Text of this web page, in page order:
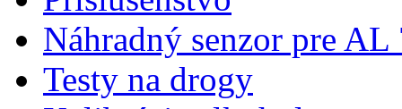
Náhradný senzor pre AL
Testy na drogy